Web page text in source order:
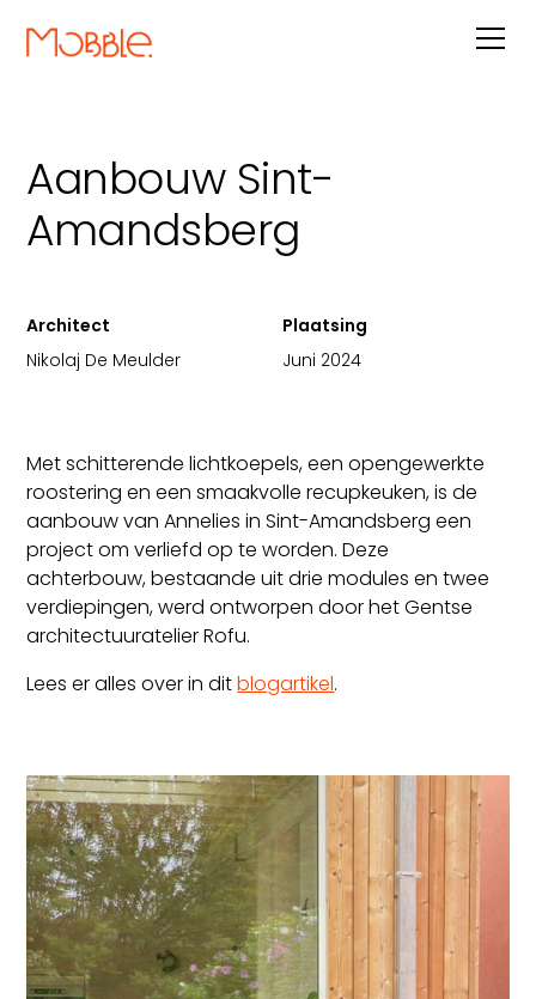
Aanbouw Sint-
Amandsberg
Architect
Nikolaj De Meulder
Plaatsing
Juni 2024
Met schitterende lichtkoepels, een opengewerkte
roostering en een smaakvolle recupkeuken, is de
aanbouw van Annelies in Sint-Amandsberg een
project om verliefd op te worden. Deze
achterbouw, bestaande uit drie modules en twee
verdiepingen, werd ontworpen door het Gentse
architectuuratelier Rofu.
Lees er alles over in ditblogartikel.